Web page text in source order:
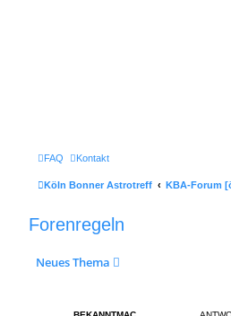
FAQ Kontakt
Köln Bonner Astrotreff KBA-Forum
Forenregeln
Neues Thema